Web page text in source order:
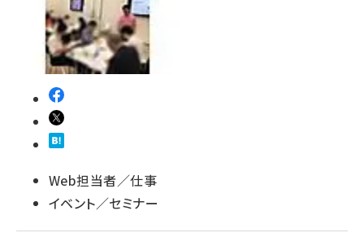
Web担当者／仕事
イベント／セミナー